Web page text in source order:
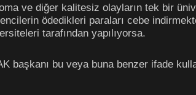
ve diğer kalitesiz olayların tek bir
ödedikleri paraları cebe
tarafından yapılıyorsa.
başkanı bu veya buna benzer ifade